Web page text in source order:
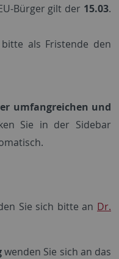
Bürger gilt der 15.03.
als Fristende den
umfangreichen und
Sie in der Sidebar
Sie sich bitte an Dr.
wenden Sie sich an das